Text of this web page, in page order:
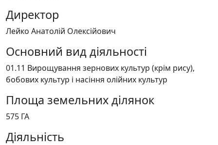
Директор
Лейко Анатолій Олексійович
Основний вид діяльності
01.11 Вирощування зернових культур (крім рису),
бобових культур і насіння олійних культур
Площа земельних ділянок
575 ГА
Діяльність